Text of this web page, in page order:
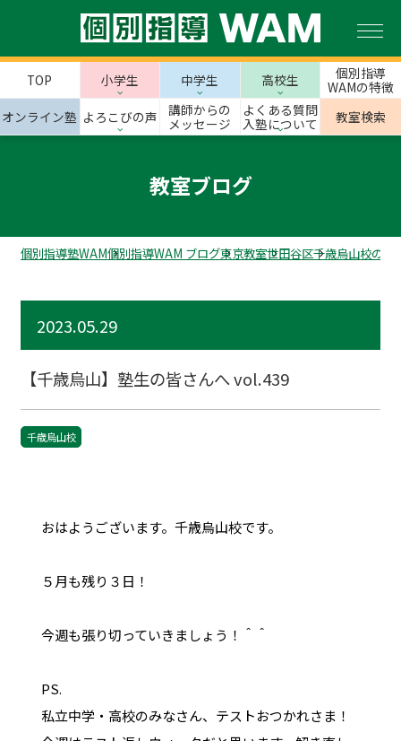
TOP 小学生 中学生 高校生
個別指導
WAMの特徴
オンライン塾 よろこびの声
講師からの
メッセージ
よくある質問
入塾について
教室検索
教室ブログ
個別指導塾WAM個別指導WAM ブログ東京教室世田谷区千歳烏山校のス
2023.05.29
【千歳烏山】塾生の皆さんへ vol.439
千歳烏山校
おはようございます。千歳烏山校です。
５月も残り３日！
今週も張り切っていきましょう！＾＾
PS.
私立中学・高校のみなさん、テストおつかれさま！